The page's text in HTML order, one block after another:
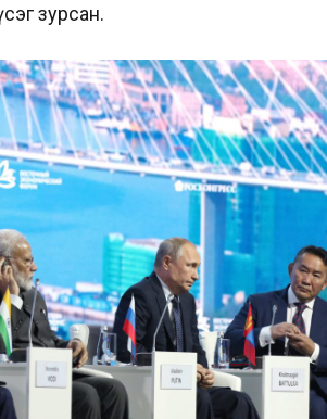
зурсан.